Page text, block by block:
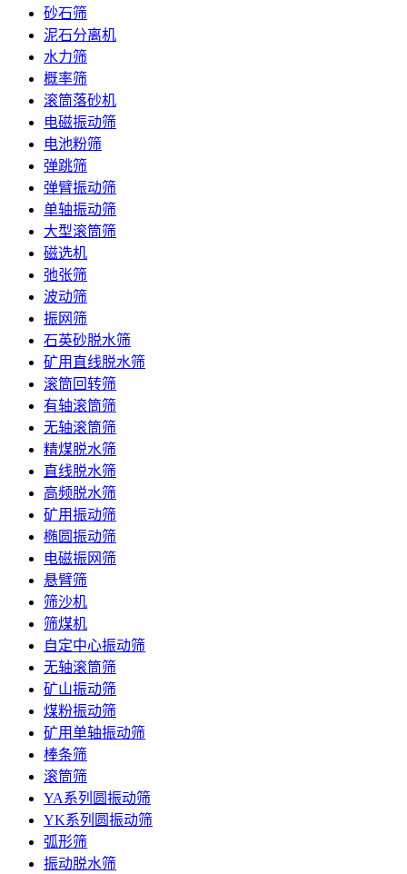
砂石筛
泥石分离机
水力筛
概率筛
滚筒落砂机
电磁振动筛
电池粉筛
弹跳筛
弹臂振动筛
单轴振动筛
大型滚筒筛
磁选机
弛张筛
波动筛
振网筛
石英砂脱水筛
矿用直线脱水筛
滚筒回转筛
有轴滚筒筛
无轴滚筒筛
精煤脱水筛
直线脱水筛
高频脱水筛
矿用振动筛
椭圆振动筛
电磁振网筛
悬臂筛
筛沙机
筛煤机
自定中心振动筛
无轴滚筒筛
矿山振动筛
煤粉振动筛
矿用单轴振动筛
棒条筛
滚筒筛
YA系列圆振动筛
YK系列圆振动筛
弧形筛
振动脱水筛